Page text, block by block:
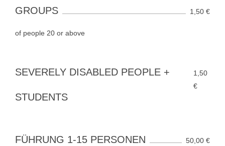
GROUPS 1,50 €
of people 20 or above
SEVERELY DISABLED PEOPLE +
STUDENTS
1,50
€
FÜHRUNG 1-15 PERSONEN 50,00 €